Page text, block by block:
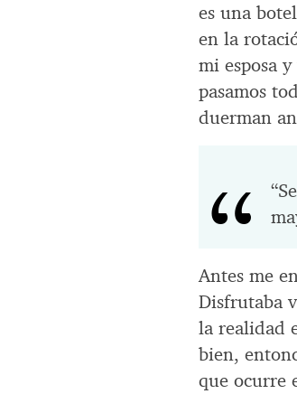
es una
en la
mi esposa
pasamos
duerman
Antes me
Disfrutaba
la realidad
bien,
que ocurre